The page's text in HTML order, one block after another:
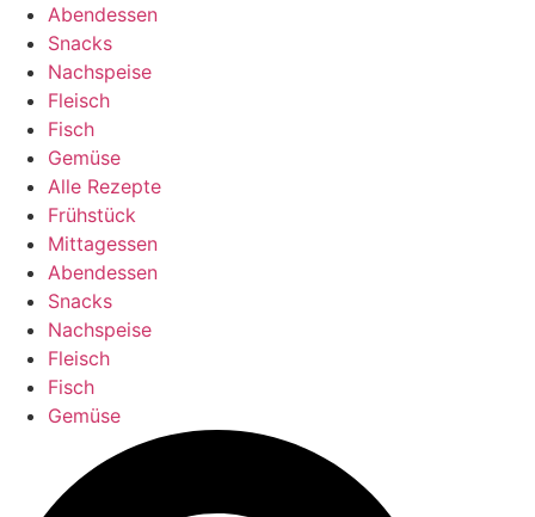
Abendessen
Snacks
Nachspeise
Fleisch
Fisch
Gemüse
Alle Rezepte
Frühstück
Mittagessen
Abendessen
Snacks
Nachspeise
Fleisch
Fisch
Gemüse